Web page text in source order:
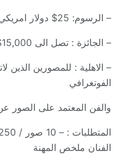
– الرسوم: 25$ دولار امريكي.
– الجائزة : تصل الى 15,000$ دولار لكل فائز.
– الاهلية : للمصورين الذين
الفوتغرافي
والفن المعتمد على الصور عن 21
الفنان ملخص المهنة